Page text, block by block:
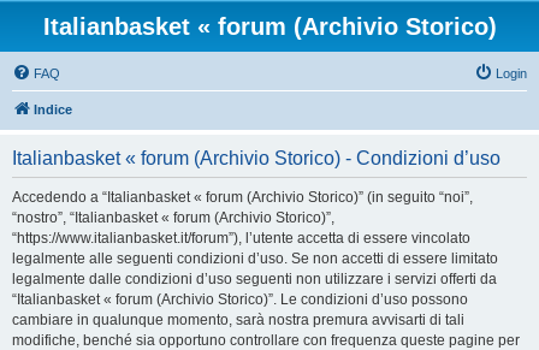
Italianbasket « forum (Archivio Storico)
FAQ Login
Indice
Italianbasket « forum (Archivio Storico) - Condizioni d’uso
Accedendo a “Italianbasket « forum (Archivio Storico)” (in seguito “noi”,
“nostro”, “Italianbasket « forum (Archivio Storico)”,
“https://www.italianbasket.it/forum”), l’utente accetta di essere vincolato
legalmente alle seguenti condizioni d’uso. Se non accetti di essere limitato
legalmente dalle condizioni d’uso seguenti non utilizzare i servizi offerti da
“Italianbasket « forum (Archivio Storico)”. Le condizioni d’uso possono
cambiare in qualunque momento, sarà nostra premura avvisarti di tali
modifiche, benché sia opportuno controllare con frequenza queste pagine per